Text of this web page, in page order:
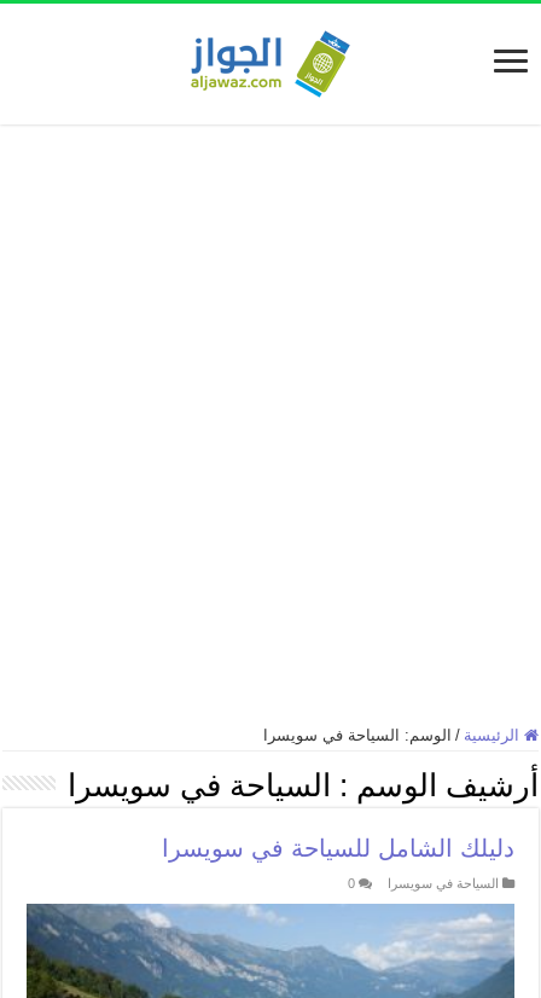
الرئيسية / الوسم: السياحة في سويسرا
أرشيف الوسم : السياحة في سويسرا
دليلك الشامل للسياحة في سويسرا
السياحة في سويسرا 0